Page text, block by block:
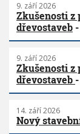
9. září 2026
Zkušenosti z
dřevostaveb
9. září 2026
Zkušenosti z
dřevostaveb
14. září 2026
Nový